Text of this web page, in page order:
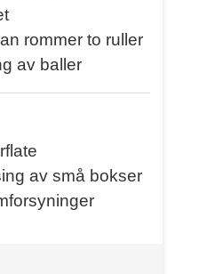
rommer to ruller
av baller
av små bokser